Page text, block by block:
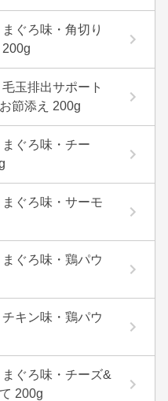
ぐろ味・角切り
玉排出サポート
節添え 200g
ぐろ味・チー
ぐろ味・サーモ
ぐろ味・鶏パウ
キン味・鶏パウ
ぐろ味・チーズ&
200g